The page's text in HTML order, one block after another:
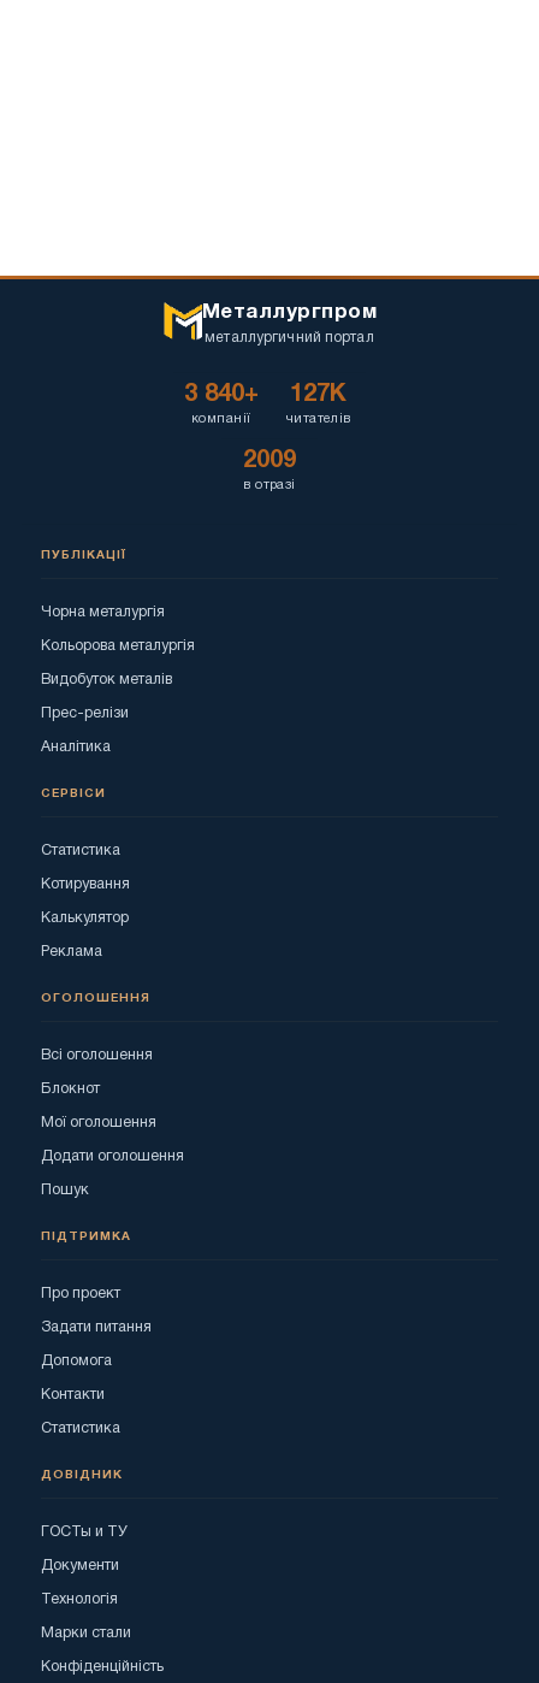
Металлургпром
металлургичний портал
3 840+
компанії
127K
читателів
2009
в отразі
ПУБЛІКАЦІЇ
Чорна металургія
Кольорова металургія
Видобуток металів
Прес-релізи
Аналітика
СЕРВІСИ
Статистика
Котирування
Калькулятор
Реклама
ОГОЛОШЕННЯ
Всі оголошення
Блокнот
Мої оголошення
Додати оголошення
Пошук
ПІДТРИМКА
Про проект
Задати питання
Допомога
Контакти
Статистика
ДОВІДНИК
ГОСТы и ТУ
Документи
Технологія
Марки стали
Конфіденційність